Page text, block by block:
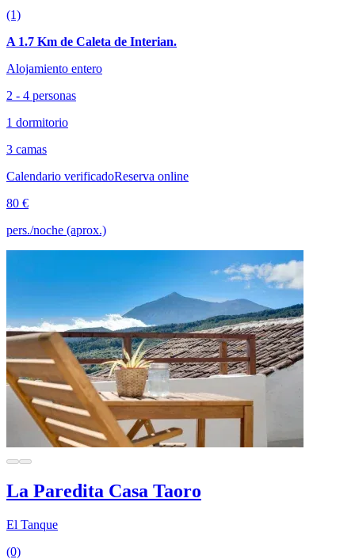
(1)
A 1.7 Km de Caleta de Interian.
Alojamiento entero
2 - 4 personas
1 dormitorio
3 camas
Calendario verificadoReserva online
80 €
pers./noche (aprox.)
La Paredita Casa Taoro
El Tanque
(0)